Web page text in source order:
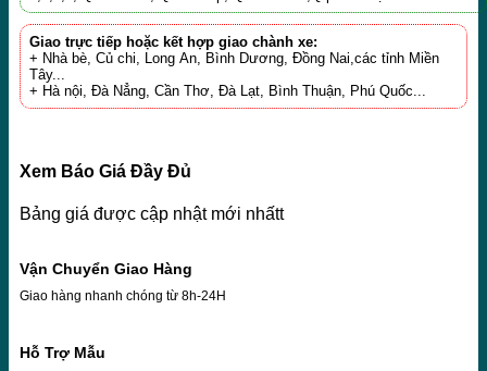
Giao trực tiếp hoặc kết hợp giao chành xe:
+ Nhà bè, Củ chi, Long An, Bình Dương, Đồng Nai,các tỉnh Miền
Tây...
+ Hà nội, Đà Nẳng, Cần Thơ, Đà Lạt, Bình Thuận, Phú Quốc...
Xem Báo Giá Đầy Đủ
Bảng giá được cập nhật mới nhấtt
Vận Chuyển Giao Hàng
Giao hàng nhanh chóng từ 8h-24H
Hỗ Trợ Mẫu